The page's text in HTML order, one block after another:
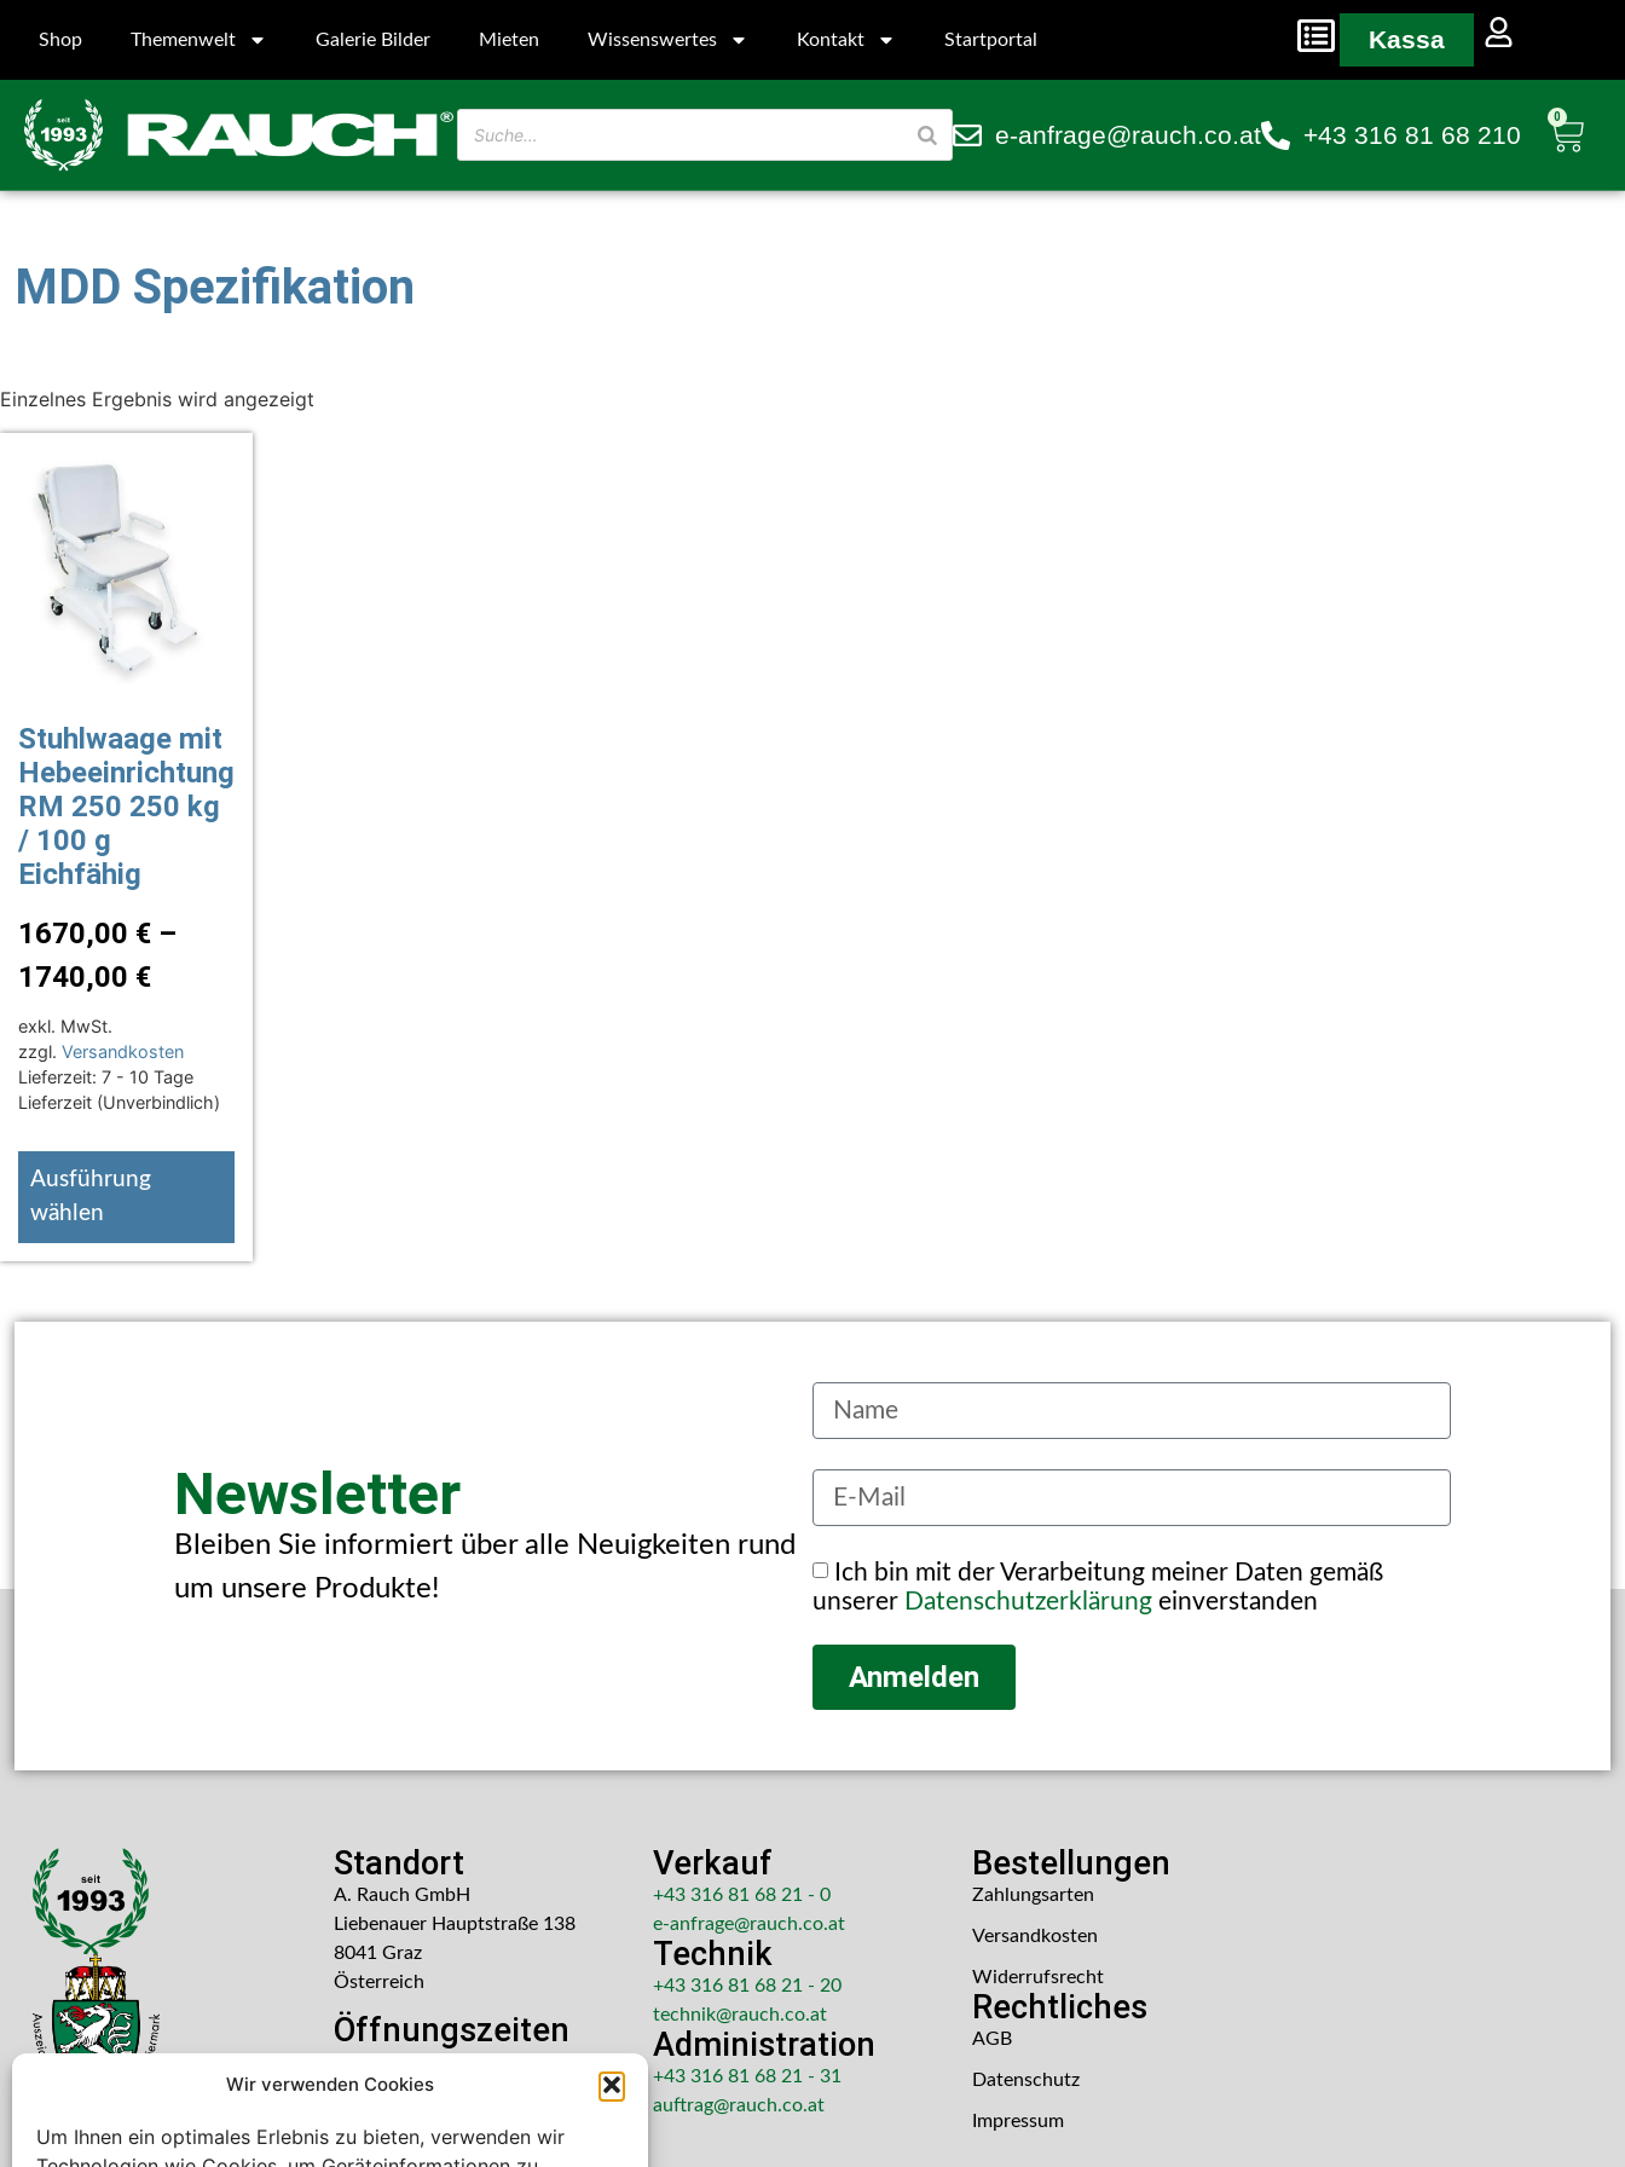
Wir verwenden Cookies
Um Ihnen ein optimales Erlebnis zu bieten, verwenden wir
Shop Themenwelt Galerie Bilder Mieten Wissenswertes Kontakt Startportal Kassa
e-anfrage@rauch.co.at +43 316 81 68 210
0
MDD Spezifikation
Einzelnes Ergebnis wird angezeigt
Stuhlwaage mit
Hebeeinrichtung
RM 250 250 kg
/ 100 g
Eichfähig
1670,00 € –
1740,00 €
exkl. MwSt.
zzgl. Versandkosten
Lieferzeit: 7 - 10 Tage
Lieferzeit (Unverbindlich)
Ausführung
wählen
Newsletter
Bleiben Sie informiert über alle Neuigkeiten rund
um unsere Produkte!
Ich bin mit der Verarbeitung meiner Daten gemäß
unserer Datenschutzerklärung einverstanden
Anmelden
Standort
A. Rauch GmbH
Liebenauer Hauptstraße 138
8041 Graz
Österreich
Öffnungszeiten
Freitag: 08:00 – 14:30 Uhr
Verkauf
+43 316 81 68 21 - 0
e-anfrage@rauch.co.at
Technik
+43 316 81 68 21 - 20
technik@rauch.co.at
Administration
+43 316 81 68 21 - 31
auftrag@rauch.co.at
Bestellungen
Zahlungsarten
Versandkosten
Widerrufsrecht
Rechtliches
AGB
Datenschutz
Impressum